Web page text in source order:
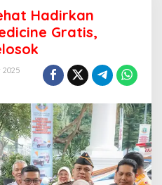
Hadirkan
Gratis,
2025